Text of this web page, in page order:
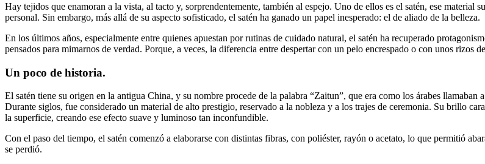
Hay tejidos que enamoran a la vista, al tacto y, sorprendentemente, también al espejo. Uno de ellos es el satén, ese
personal. Sin embargo, más allá de su aspecto sofisticado, el satén ha ganado un papel inesperado: el de aliado de la belleza.
En los últimos años, especialmente entre quienes apuestan por rutinas de cuidado natural, el satén ha recuperado
pensados para mimarnos de verdad. Porque, a veces, la diferencia entre despertar con un pelo encrespado o con unos rizos
Un poco de historia.
El satén tiene su origen en la antigua China, y su nombre procede de la palabra “Zaitun”, que era como los árabes
Durante siglos, fue considerado un material de alto prestigio, reservado a la nobleza y a los trajes de ceremonia. Su brillo
la superficie, creando ese efecto suave y luminoso tan inconfundible.
Con el paso del tiempo, el satén comenzó a elaborarse con distintas fibras, con poliéster, rayón o acetato, lo que permitió
se perdió.